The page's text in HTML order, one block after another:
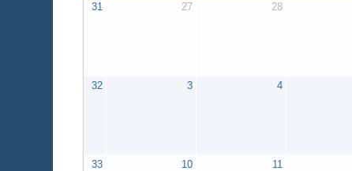
31 27 28
32 3 4
33 10 11